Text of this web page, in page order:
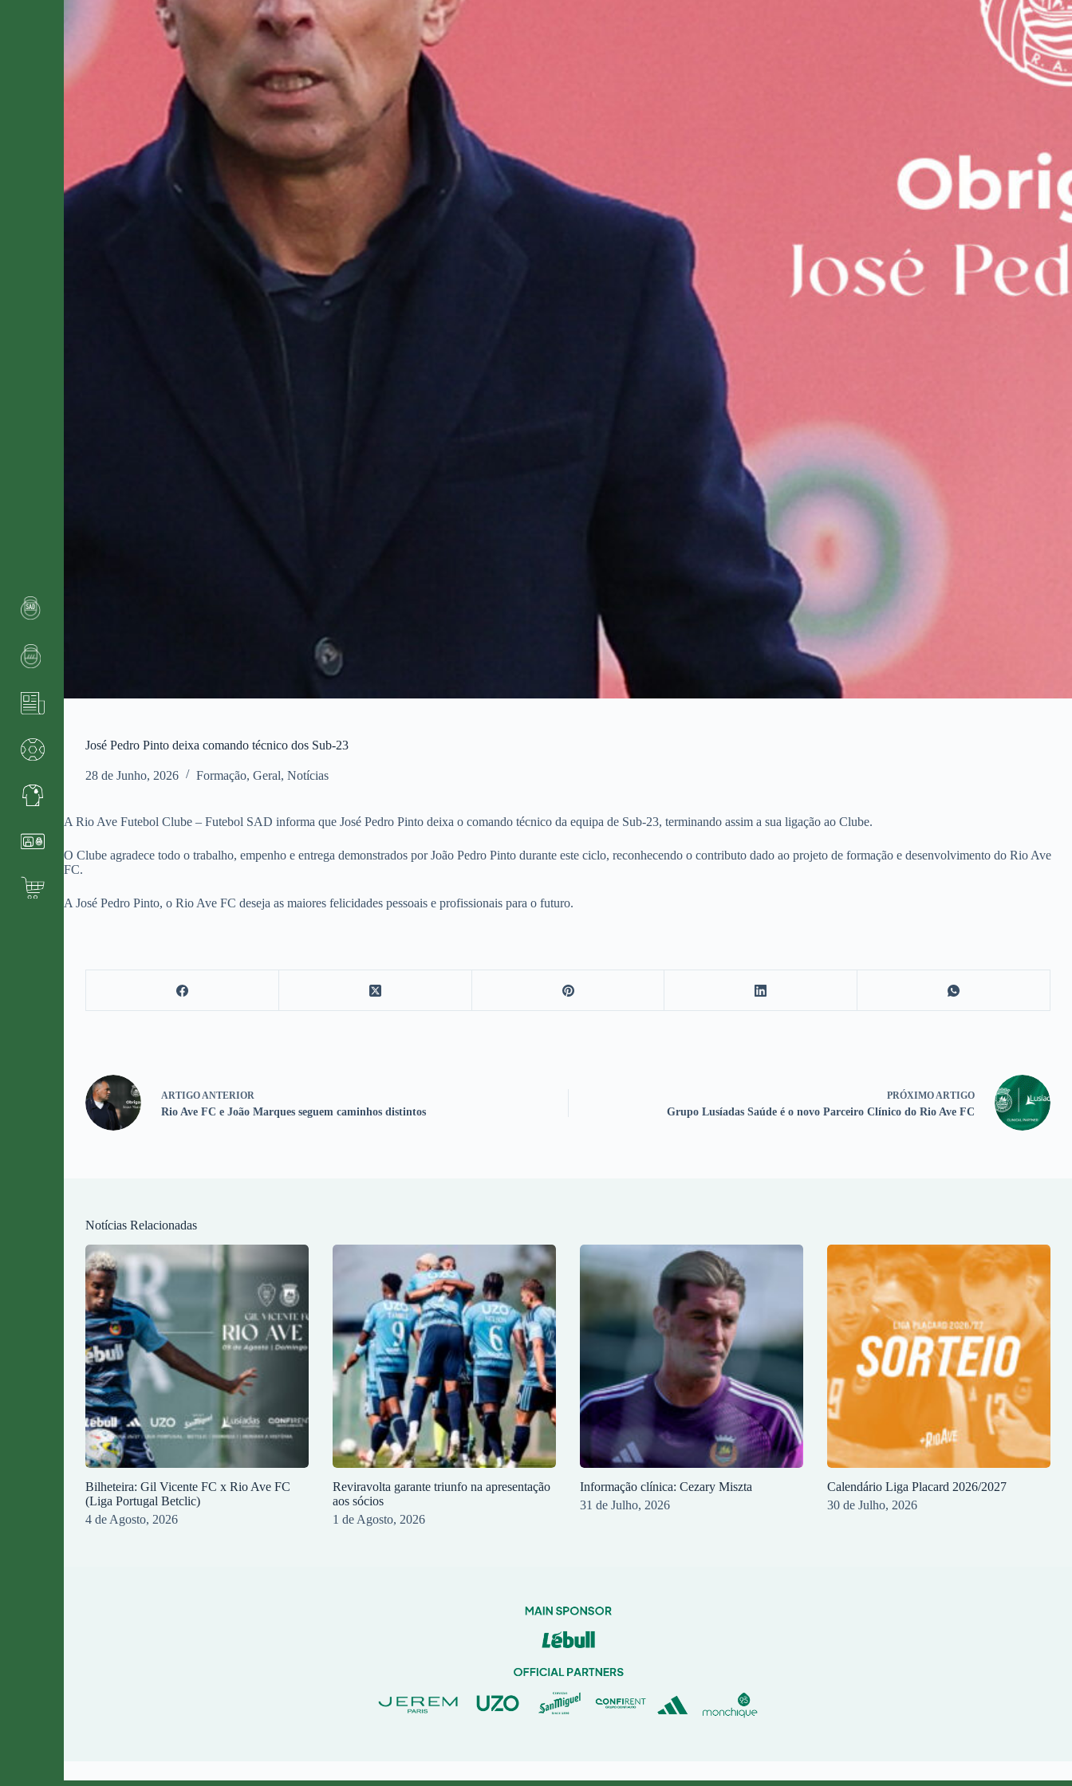
José Pedro Pinto deixa comando técnico dos Sub-23
28 de Junho, 2026 Formação,Geral,Notícias
A Rio Ave Futebol Clube – Futebol SAD informa que José Pedro Pinto deixa o comando técnico da equipa de Sub-23, terminando assim a sua ligação ao Clube.
O Clube agradece todo o trabalho, empenho e entrega demonstrados por João Pedro Pinto durante este ciclo, reconhecendo o contributo dado ao projeto de formação e desenvolvimento do Rio Ave
FC.
A José Pedro Pinto, o Rio Ave FC deseja as maiores felicidades pessoais e profissionais para o futuro.
ARTIGO ANTERIOR
Rio Ave FC e João Marques seguem caminhos distintos
PRÓXIMO ARTIGO
Grupo Lusíadas Saúde é o novo Parceiro Clínico do Rio Ave FC
Notícias Relacionadas
Bilheteira: Gil Vicente FC x Rio Ave FC
(Liga Portugal Betclic)
4 de Agosto, 2026
Reviravolta garante triunfo na apresentação
aos sócios
1 de Agosto, 2026
Informação clínica: Cezary Miszta
31 de Julho, 2026
Calendário Liga Placard 2026/2027
30 de Julho, 2026